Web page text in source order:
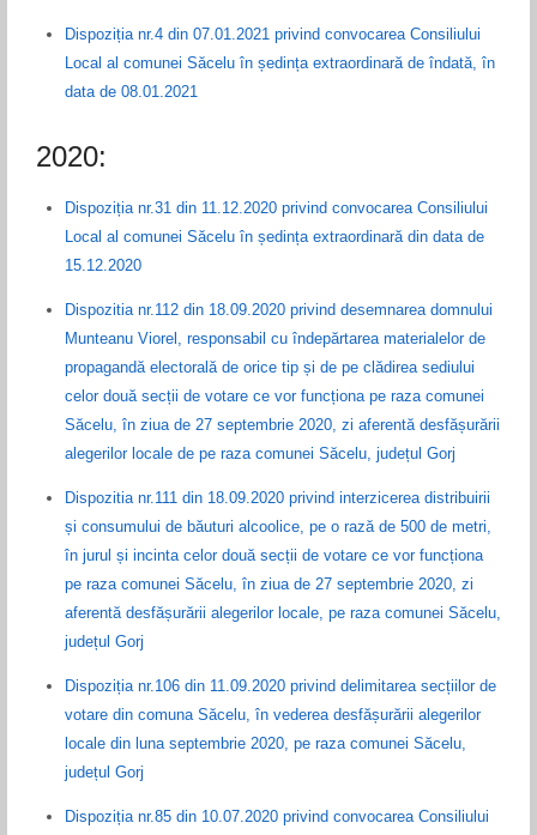
Dispoziția nr.4 din 07.01.2021 privind convocarea Consiliului
Local al comunei Săcelu în ședința extraordinară de îndată, în
data de 08.01.2021
2020:
Dispoziția nr.31 din 11.12.2020 privind convocarea Consiliului
Local al comunei Săcelu în ședința extraordinară din data de
15.12.2020
Dispozitia nr.112 din 18.09.2020 privind desemnarea domnului
Munteanu Viorel, responsabil cu îndepărtarea materialelor de
propagandă electorală de orice tip și de pe clădirea sediului
celor două secții de votare ce vor funcționa pe raza comunei
Săcelu, în ziua de 27 septembrie 2020, zi aferentă desfășurării
alegerilor locale de pe raza comunei Săcelu, județul Gorj
Dispozitia nr.111 din 18.09.2020 privind interzicerea distribuirii
și consumului de băuturi alcoolice, pe o rază de 500 de metri,
în jurul și incinta celor două secții de votare ce vor funcționa
pe raza comunei Săcelu, în ziua de 27 septembrie 2020, zi
aferentă desfășurării alegerilor locale, pe raza comunei Săcelu,
județul Gorj
Dispoziția nr.106 din 11.09.2020 privind delimitarea secțiilor de
votare din comuna Săcelu, în vederea desfășurării alegerilor
locale din luna septembrie 2020, pe raza comunei Săcelu,
județul Gorj
Dispoziția nr.85 din 10.07.2020 privind convocarea Consiliului